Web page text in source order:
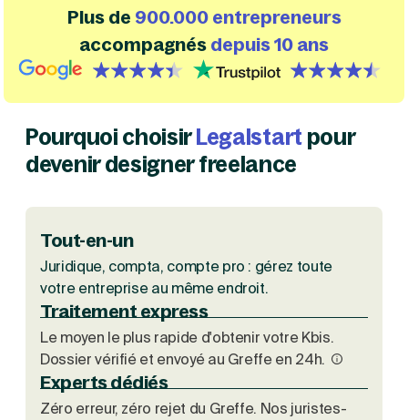
Toutes les modifications
Je souhaite être accompagné
LS Compta
Création d'EURL
Création de SARL
Création de SAS
Aides à la création d’entreprise
Ouverture compte pro
Fermeture d’une entreprise
Création d'entreprise
{id=3, name=google, label=google,
Plus de 900.000 entrepreneurs
accompagnés depuis 10 ans
{id=1, name='trustpilot',
Pourquoi choisirLegalstartpour
devenir designer freelance
Tout-en-un
Juridique, compta, compte pro : gérez toute
votre entreprise au même endroit.
Traitement express
Le moyen le plus rapide d'obtenir votre Kbis.
Dossier vérifié et envoyé au Greffe en 24h.
Experts dédiés
Zéro erreur, zéro rejet du Greffe. Nos juristes-